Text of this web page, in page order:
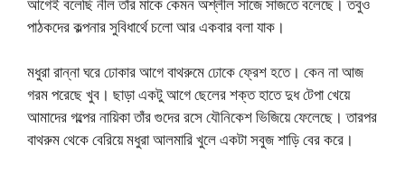
পাঠকদের কল্পনার সুবিধার্থে চলো আর একবার বলা যাক।
মধুরা রান্না ঘরে ঢোকার আগে বাথরুমে ঢোকে ফ্রেশ হতে। কেন না আজ
গরম পরেছে খুব। ছাড়া একটু আগে ছেলের শক্ত হাতে দুধ টেপা খেয়ে
আমাদের গল্পের নায়িকা তাঁর গুদের রসে যৌনিকেশ ভিজিয়ে ফেলেছে। তারপর
বাথরুম থেকে বেরিয়ে মধুরা আলমারি খুলে একটা সবুজ শাড়ি বের করে।